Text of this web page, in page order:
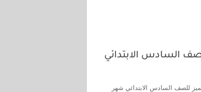
السادس الابتدائي
للصف السادس الابتدائي شهر